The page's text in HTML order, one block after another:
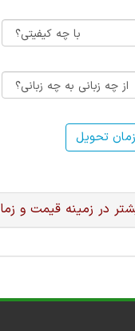
تحویل
در زمینه قیمت و